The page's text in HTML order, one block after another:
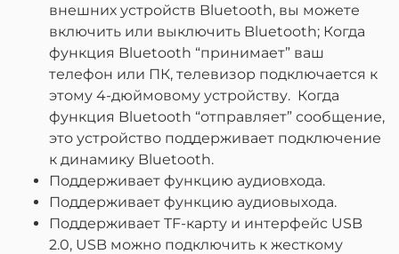
внешних устройств Bluetooth, вы можете
включить или выключить Bluetooth; Когда
функция Bluetooth “принимает” ваш
телефон или ПК, телевизор подключается к
этому 4-дюймовому устройству. Когда
функция Bluetooth “отправляет” сообщение,
это устройство поддерживает подключение
к динамику Bluetooth.
Поддерживает функцию аудиовхода.
Поддерживает функцию аудиовыхода.
Поддерживает TF-карту и интерфейс USB
2.0, USB можно подключить к жесткому